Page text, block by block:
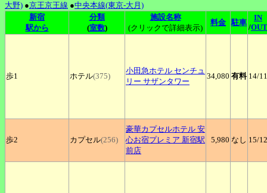
大野) ●京王京王線 ●中央本線(東京-大月)
新宿
駅から
分類
(室数)
施設名称
(クリックで詳細表示)
料金 駐車
IN
/OUT
歩1 ホテル(375)
小田急ホテル センチュ
リー サザンタワー
34,080 有料 14/11
歩2 カプセル(256)
豪華カプセルホテル 安
心お宿プレミア 新宿駅
前店
5,980 なし 15/12